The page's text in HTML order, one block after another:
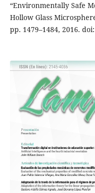
“Environmentally Safe
Hollow Glass
pp. 1479–1484, 2016.